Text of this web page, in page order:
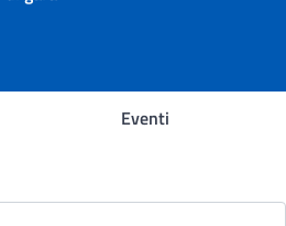
Eventi